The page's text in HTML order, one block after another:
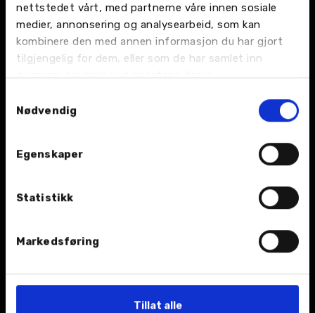
nettstedet vårt, med partnerne våre innen sosiale
medier, annonsering og analysearbeid, som kan
kombinere den med annen informasjon du har gjort
tilgjengelig for dem, eller som de har samlet inn
gjennom din bruk av tjenestene deres.
Nødvendig
Egenskaper
Statistikk
Markedsføring
Tillat alle
Leiebil
Kampanjer